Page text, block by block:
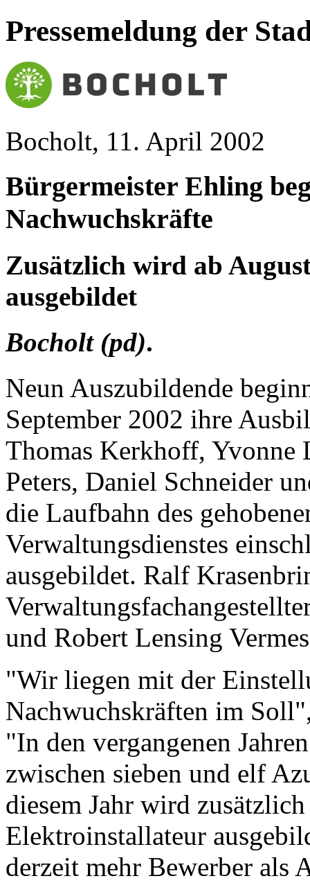
Pressemeldung der
Bocholt, 11. April 2002
Bürgermeister Ehling
Nachwuchskräfte
Zusätzlich wird ab
ausgebildet
Bocholt (pd).
Neun Auszubildende
September 2002 ihre
Thomas Kerkhoff, Yvonne
Peters, Daniel Schneider
die Laufbahn des
Verwaltungsdienstes
ausgebildet. Ralf
und Robert Lensing
"Wir liegen mit der
Nachwuchskräften im
"In den vergangenen
zwischen sieben und elf
diesem Jahr wird
Elektroinstallateur
derzeit mehr Bewerber als